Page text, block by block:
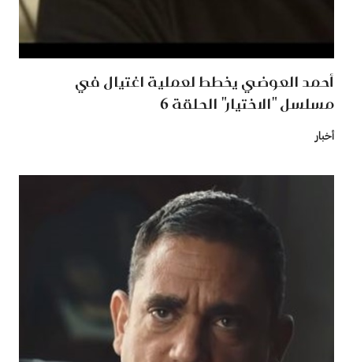
أحمد العوضي يخطط لعملية اغتيال في
مسلسل "الاختيار" الحلقة 6
أخبار